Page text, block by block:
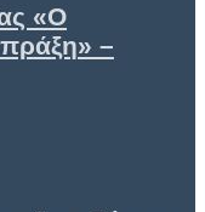
«Ο
–